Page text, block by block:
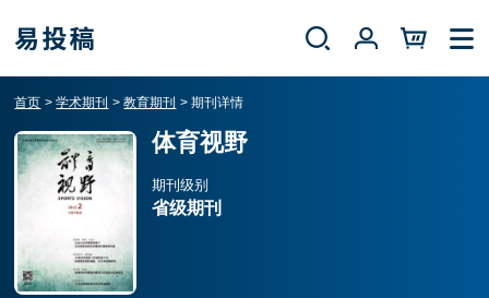
首页 学术期刊 教育期刊 期刊详情
体育视野
期刊级别
省级期刊